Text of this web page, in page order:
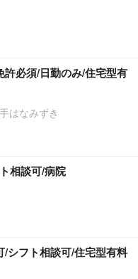
許必須/日勤のみ/住宅型有
はなみずき
相談可/病院
/シフト相談可/住宅型有料